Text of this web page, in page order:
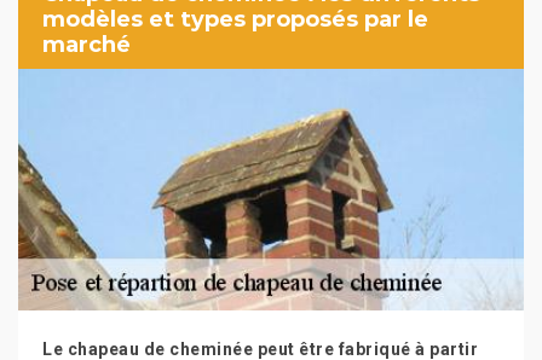
modèles et types proposés par le
marché
Le chapeau de cheminée peut être fabriqué à partir